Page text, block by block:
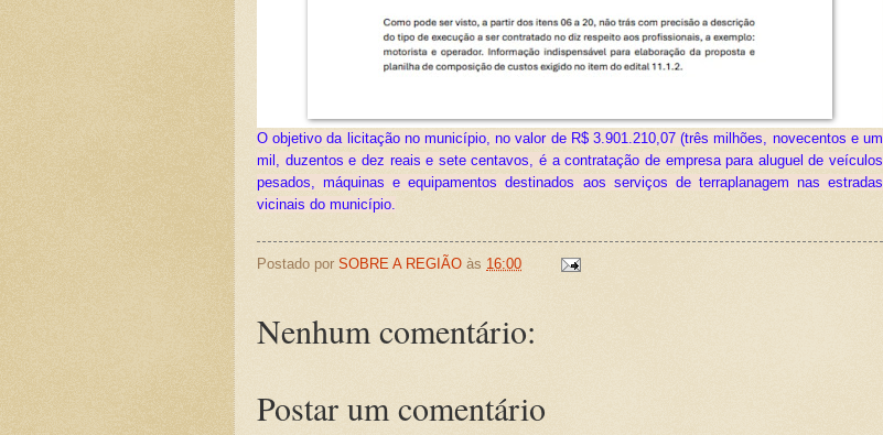
O objetivo da licitação no município, no valor de R$ 3.901.210,07 (três milhões, novecentos e um
mil, duzentos e dez reais e sete centavos, é a contratação de empresa para aluguel de veículos
pesados, máquinas e equipamentos destinados aos serviços de terraplanagem nas estradas
vicinais do município.
Postado por SOBRE A REGIÃO às 16:00
Nenhum comentário:
Postar um comentário